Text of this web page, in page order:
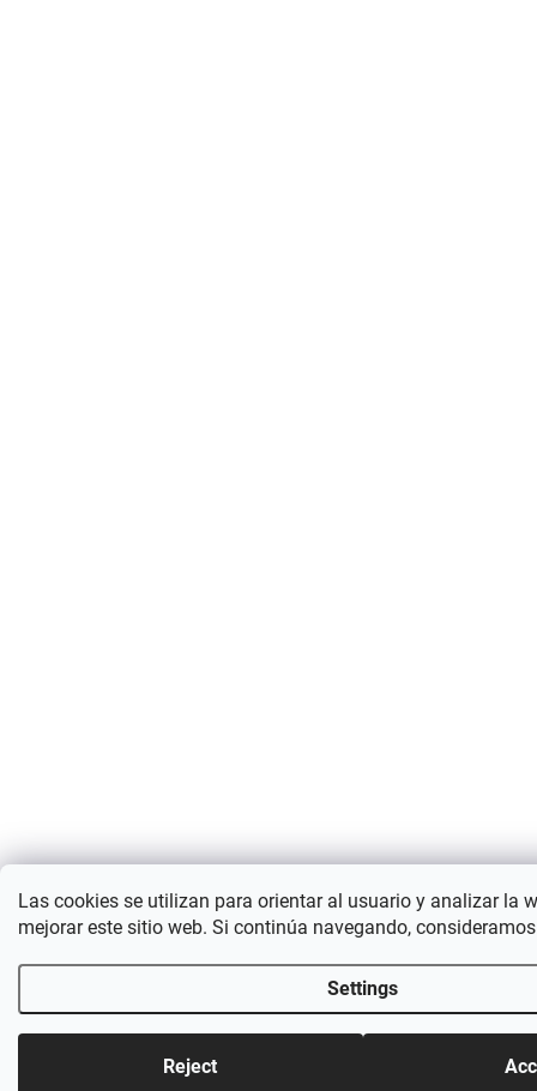
Las cookies se utilizan para orientar al usuario y analizar la
mejorar este sitio web. Si continúa navegando,
Settings
Reject